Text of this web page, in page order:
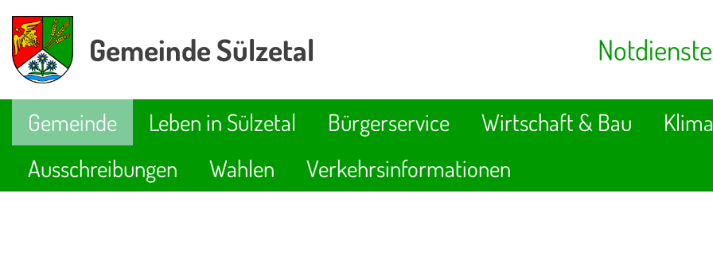
Gemeinde Sülzetal Notdienste
Gemeinde Leben in Sülzetal Bürgerservice Wirtschaft & Bau
Ausschreibungen
Wahlen Verkehrsinformationen